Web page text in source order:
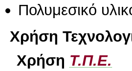
Πολυμεσικό
Χρήση
Χρήση Τ.Π.Ε.